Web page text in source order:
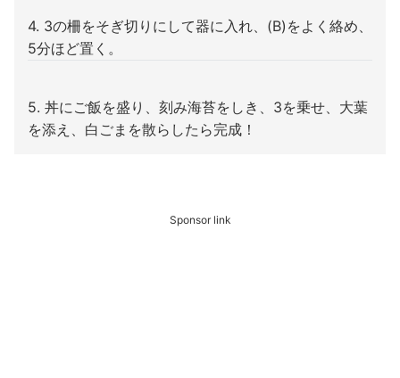
4. 3の柵をそぎ切りにして器に入れ、(B)をよく絡め、
5分ほど置く。
5. 丼にご飯を盛り、刻み海苔をしき、3を乗せ、大葉
を添え、白ごまを散らしたら完成！
Sponsor link